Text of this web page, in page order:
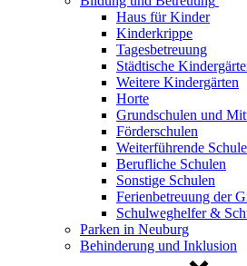
Haus für Kinder
Kinderkrippe
Tagesbetreuung
Städtische
Weitere Kindergärten
Horte
Grundschulen und
Förderschulen
Weiterführende
Berufliche Schulen
Sonstige Schulen
Ferienbetreuung der
Schulweghelfer &
Parken in Neuburg
Behinderung und Inklusion